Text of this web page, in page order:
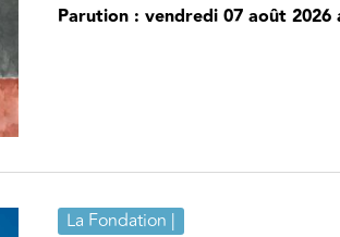
Parution : vendredi 07 août 2026
La Fondation |